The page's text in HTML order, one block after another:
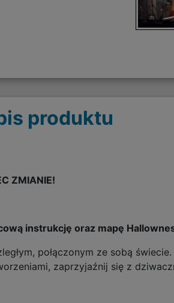
produktu
ZMIANIE!
instrukcję oraz mapę
połączonym ze sobą
zaprzyjaźnij się z